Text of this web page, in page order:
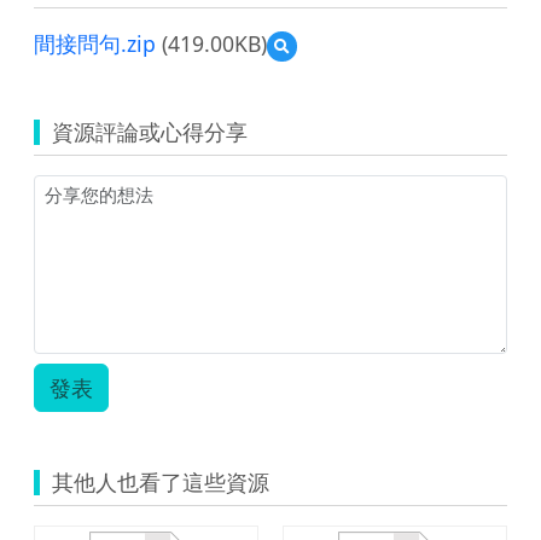
間接問句.zip (419.00KB)
預
覽
句.zip
資源評論或心得分享
發表
其他人也看了這些資源